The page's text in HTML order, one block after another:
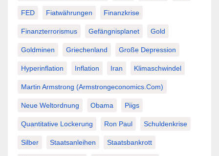
FED Fiatwährungen Finanzkrise
Finanzterrorismus Gefängnisplanet Gold
Goldminen Griechenland Große Depression
Hyperinflation Inflation Iran Klimaschwindel
Martin Armstrong (Armstrongeconomics.com)
Neue Weltordnung Obama Piigs
Quantitative Lockerung Ron Paul Schuldenkrise
Silber Staatsanleihen Staatsbankrott